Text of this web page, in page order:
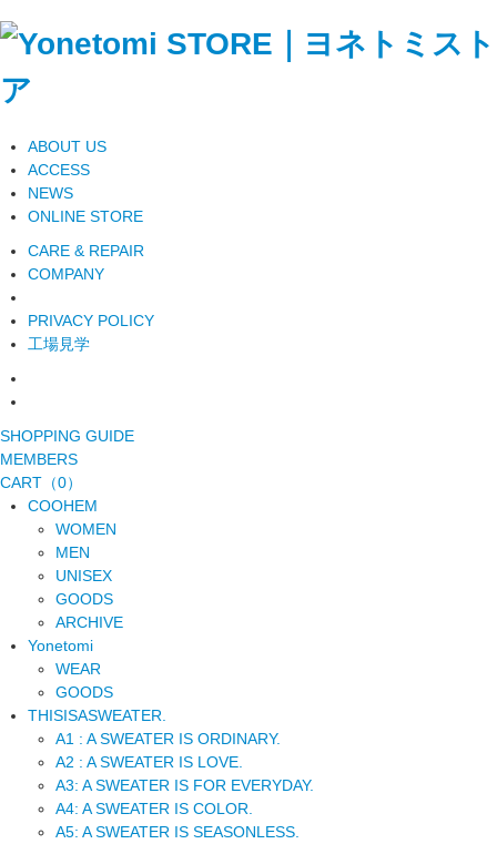
ABOUT US
ACCESS
NEWS
ONLINE STORE
CARE & REPAIR
COMPANY
PRIVACY POLICY
工場見学
SHOPPING GUIDE
MEMBERS
CART（0）
COOHEM
WOMEN
MEN
UNISEX
GOODS
ARCHIVE
Yonetomi
WEAR
GOODS
THISISASWEATER.
A1 : A SWEATER IS ORDINARY.
A2 : A SWEATER IS LOVE.
A3: A SWEATER IS FOR EVERYDAY.
A4: A SWEATER IS COLOR.
A5: A SWEATER IS SEASONLESS.